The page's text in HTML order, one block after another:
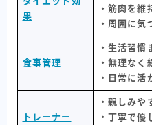
果
・筋肉を維
・周囲に気
食事管理
・生活習慣
・無理なく
・日常に活
トレーナー
・親しみや
・丁寧で優